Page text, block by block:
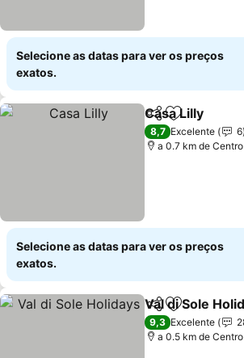
Selecione as datas para ver os preços
exatos.
PartilharAdicionar
Casa Lilly
8,7 Excelente
6
a 0.7 km de
Selecione as datas para ver os preços
exatos.
PartilharAdicionar
Val di Sole
9,3 Excelente
a 0.5 km de